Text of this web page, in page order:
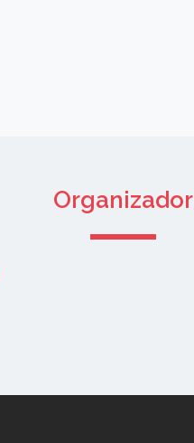
Organizador